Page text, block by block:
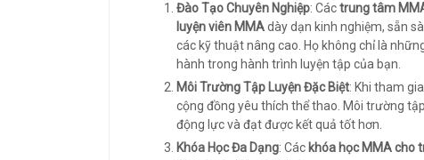
Đào Tạo Chuyên Nghiệp: Cáctrung tâm
luyện viên MMAdày dạn kinh nghiệm, sẵn
các kỹ thuật nâng cao. Họ không chỉ là
hành trong hành trình luyện tập của bạn.
Môi Trường Tập Luyện Đặc Biệt: Khi tham gia
cộng đồng yêu thích thể thao. Môi trường
động lực và đạt được kết quả tốt hơn.
Khóa Học Đa Dạng: Các khóa học MMA cho